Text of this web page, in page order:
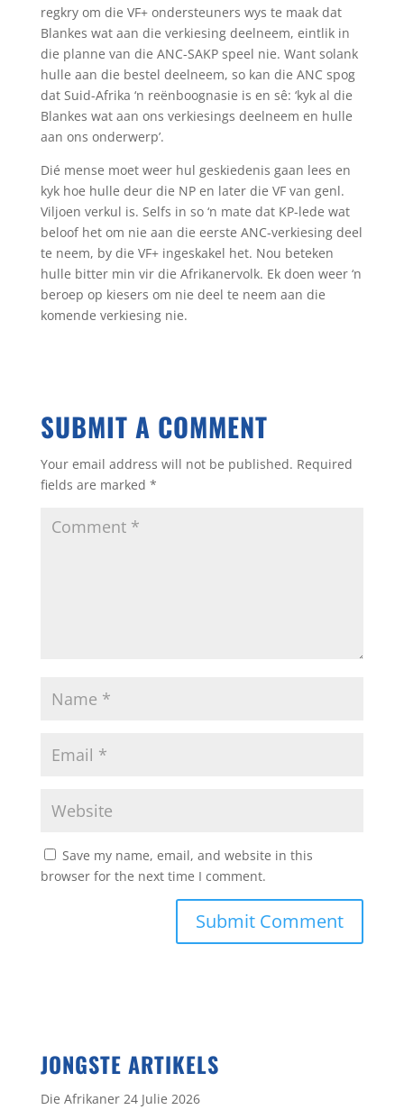
regkry om die VF+ ondersteuners wys te maak dat
Blankes wat aan die verkiesing deelneem, eintlik in
die planne van die ANC-SAKP speel nie. Want solank
hulle aan die bestel deelneem, so kan die ANC spog
dat Suid-Afrika ‘n reënboognasie is en sê: ‘kyk al die
Blankes wat aan ons verkiesings deelneem en hulle
aan ons onderwerp’.
Dié mense moet weer hul geskiedenis gaan lees en
kyk hoe hulle deur die NP en later die VF van genl.
Viljoen verkul is. Selfs in so ‘n mate dat KP-lede wat
beloof het om nie aan die eerste ANC-verkiesing deel
te neem, by die VF+ ingeskakel het. Nou beteken
hulle bitter min vir die Afrikanervolk. Ek doen weer ‘n
beroep op kiesers om nie deel te neem aan die
komende verkiesing nie.
SUBMIT A COMMENT
Your email address will not be published. Required
fields are marked *
Save my name, email, and website in this
browser for the next time I comment.
JONGSTE ARTIKELS
Die Afrikaner 24 Julie 2026